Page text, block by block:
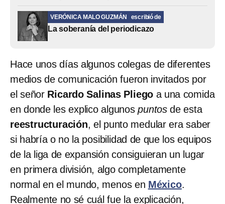
VERÓNICA MALO GUZMÁN escribió de
La soberanía del periodicazo
Hace unos días algunos colegas de diferentes
medios de comunicación fueron invitados por
el señor Ricardo Salinas Pliego a una comida
en donde les explico algunospuntos de esta
reestructuración, el punto medular era saber
si habría o no la posibilidad de que los equipos
de la liga de expansión consiguieran un lugar
en primera división, algo completamente
normal en el mundo, menos en México.
Realmente no sé cuál fue la explicación,